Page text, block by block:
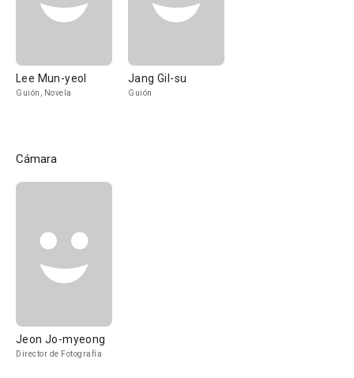
Lee Mun-yeol
Guión, Novela
Jang Gil-su
Guión
Cámara
Jeon Jo-myeong
Director de Fotografía